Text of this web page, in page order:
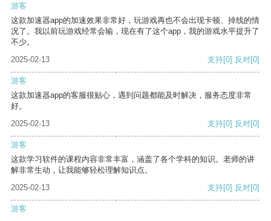
游客
这款加速器app的加速效果非常好，玩游戏再也不会出现卡顿、掉线的情
况了。我以前玩游戏经常会输，现在有了这个app，我的游戏水平提升了
不少。
2025-02-13
支持[0] 反对[0]
游客
这款加速器app的客服很贴心，遇到问题都能及时解决，服务态度非常
好。
2025-02-13
支持[0] 反对[0]
游客
这款学习软件的课程内容非常丰富，涵盖了各个学科的知识。老师的讲
解非常生动，让我能够轻松理解知识点。
2025-02-13
支持[0] 反对[0]
游客